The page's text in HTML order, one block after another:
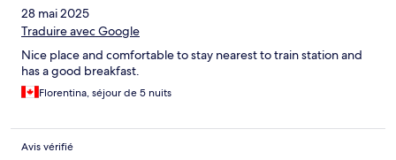
28 mai 2025
Traduire avec Google
Nice place and comfortable to stay nearest to train station and
has a good breakfast.
Florentina, séjour de 5 nuits
Avis vérifié